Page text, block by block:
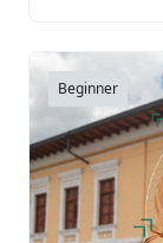
Beginner